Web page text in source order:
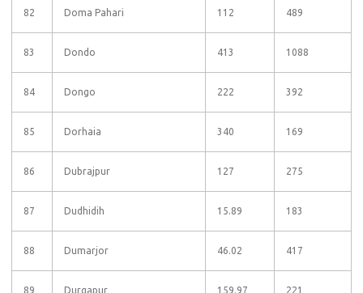
82 Doma Pahari 112 489
83 Dondo 413 1088
84 Dongo 222 392
85 Dorhaia 340 169
86 Dubrajpur 127 275
87 Dudhidih 15.89 183
88 Dumarjor 46.02 417
89 Durgapur 159.97 221